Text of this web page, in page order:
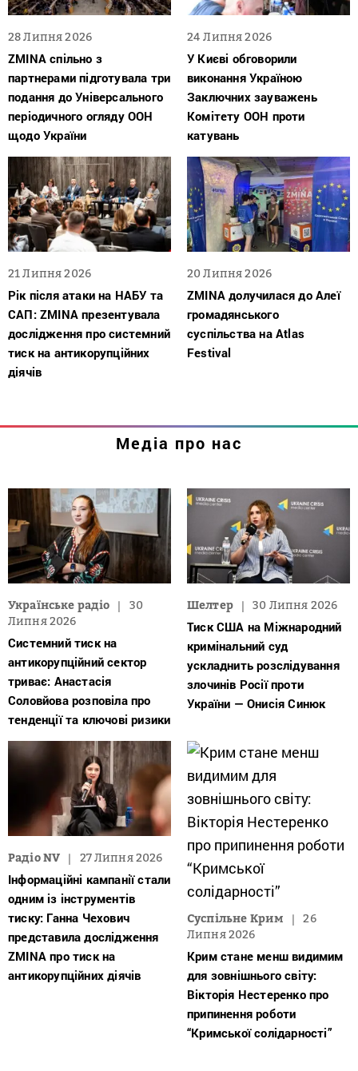
28 Липня 2026
ZMINA спільно з
партнерами підготувала три
подання до Універсального
періодичного огляду ООН
щодо України
24 Липня 2026
У Києві обговорили
виконання Україною
Заключних зауважень
Комітету ООН проти
катувань
21 Липня 2026
Рік після атаки на НАБУ та
САП: ZMINA презентувала
дослідження про системний
тиск на антикорупційних
діячів
20 Липня 2026
ZMINA долучилася до Алеї
громадянського
суспільства на Atlas
Festival
Медіа про нас
Українське радіо
30
Липня 2026
Системний тиск на
антикорупційний сектор
триває: Анастасія
Соловйова розповіла про
тенденції та ключові ризики
Шелтер 30 Липня 2026
Тиск США на Міжнародний
кримінальний суд
ускладнить розслідування
злочинів Росії проти
України — Онисія Синюк
Радіо NV 27 Липня 2026
Інформаційні кампанії стали
одним із інструментів
тиску: Ганна Чехович
представила дослідження
ZMINA про тиск на
антикорупційних діячів
Суспільне Крим
26
Липня 2026
Крим стане менш видимим
для зовнішнього світу:
Вікторія Нестеренко про
припинення роботи
“Кримської солідарності”